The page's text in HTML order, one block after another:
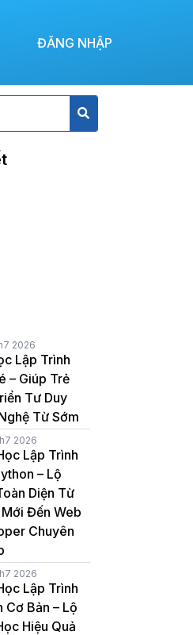
ĐĂNG NHẬP
2026
Lập Trình
– Giúp Trẻ
Tư Duy
Từ Sớm
2026
Lập Trình
– Lộ
Diện Từ
Đến Web
Chuyên
2026
Lập Trình
Cơ Bản – Lộ
Hiệu Quả